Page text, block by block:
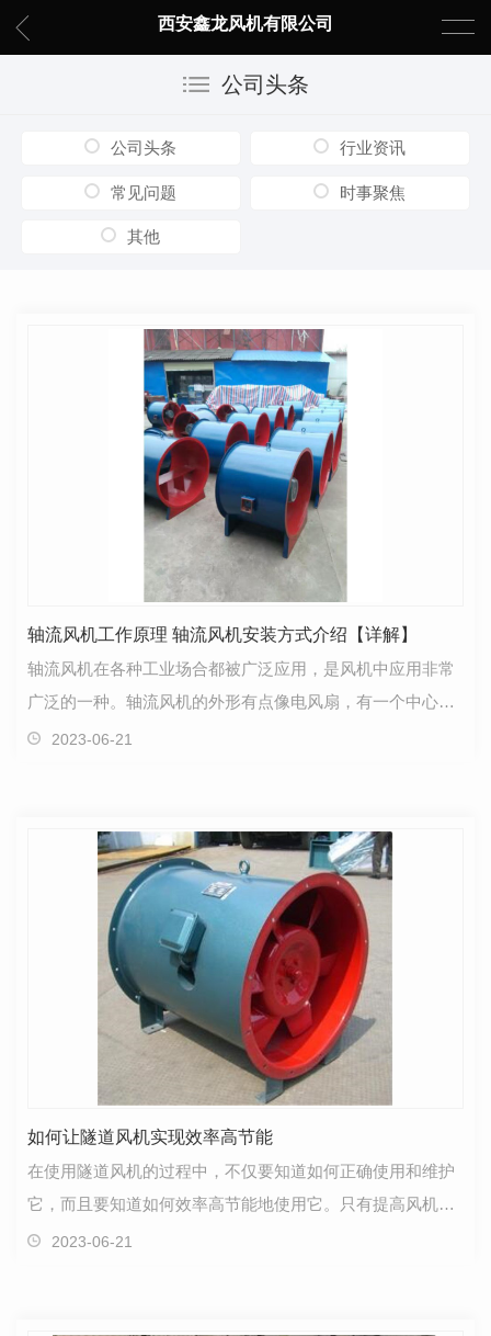
西安鑫龙风机有限公司
公司头条
公司头条 行业资讯
常见问题 时事聚焦
其他
轴流风机工作原理 轴流风机安装方式介绍【详解】
轴流风机在各种工业场合都被广泛应用，是风机中应用非常
广泛的一种。轴流风机的外形有点像电风扇，有一个中心
轴，四片扇叶会跟随这个中心轴转动，形成轴流式的运行…
2023-06-21
如何让隧道风机实现效率高节能
在使用隧道风机的过程中，不仅要知道如何正确使用和维护
它，而且要知道如何效率高节能地使用它。只有提高风机的
使用效率，风机的使用才能满足现场的需要。有些用户…
2023-06-21